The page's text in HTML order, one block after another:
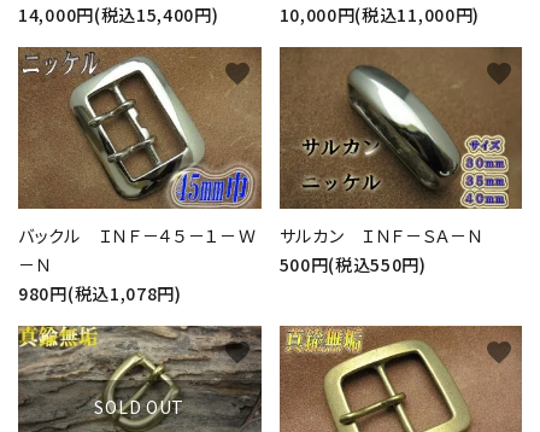
14,000円(税込15,400円)
10,000円(税込11,000円)
バックル ＩＮＦ－４５－１－Ｗ
－Ｎ
980円(税込1,078円)
favorite
サルカン ＩＮＦ－ＳＡ－Ｎ
500円(税込550円)
favorite
SOLD OUT
favorite favorite